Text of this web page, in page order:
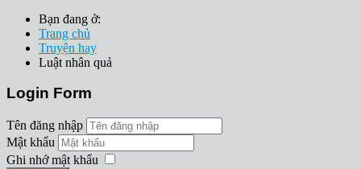
Bạn đang ở:
Trang chủ
Truyện hay
Luật nhân quả
Login Form
Tên đăng nhập
Mật khẩu
Ghi nhớ mật khẩu